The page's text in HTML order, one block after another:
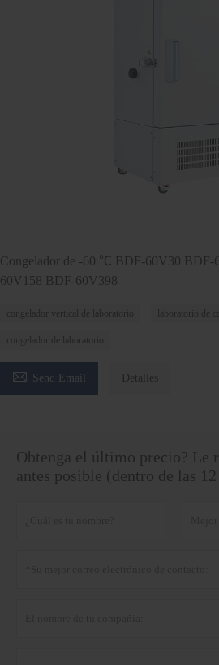
Congelador de -60 ℃ BDF-60V30
60V158 BDF-60V398
congelador vertical de laboratorio laboratorio de
congelador de laboratorio
 Send Email Detalles
Obtenga el último precio? Le
antes posible (dentro de las